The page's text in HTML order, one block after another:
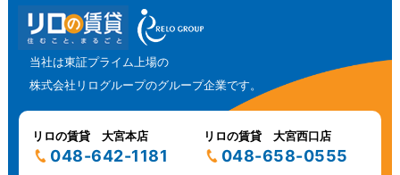
当社は東証プライム上場の
株式会社リログループのグループ企業です。
リロの賃貸 大宮本店
048-642-1181
リロの賃貸 大宮西口店
048-658-0555